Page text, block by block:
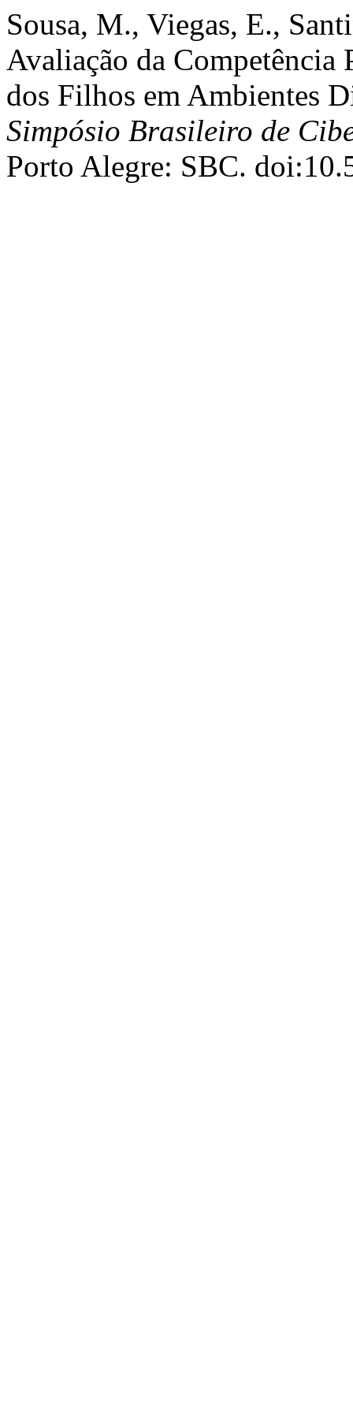
Sousa, M., Viegas, E.,
Avaliação da Competência
dos Filhos em Ambientes
Simpósio Brasileiro de
Porto Alegre: SBC.